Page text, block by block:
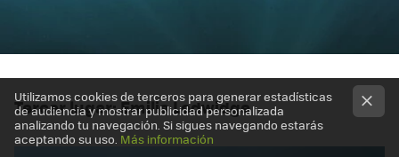
Tercer lugar: Emilie Ledwidge
Utilizamos cookies de terceros para generar estadísticas
de audiencia y mostrar publicidad personalizada
analizando tu navegación. Si sigues navegando estarás
aceptando su uso. Más información